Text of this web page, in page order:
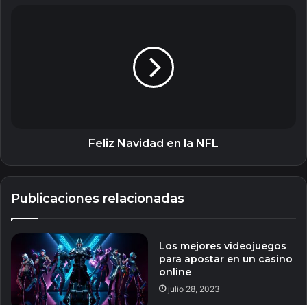
Feliz Navidad en la NFL
Publicaciones relacionadas
Los mejores videojuegos
para apostar en un casino
online
julio 28, 2023